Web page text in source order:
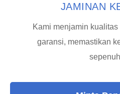
JAMINAN
Kami menjamin
garansi, memastikan